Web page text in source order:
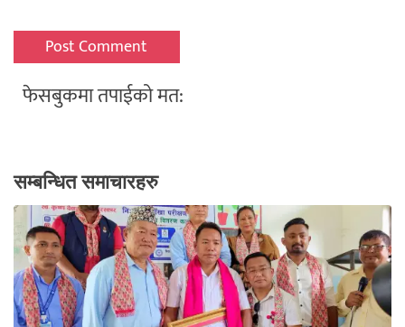
फेसबुकमा तपाईको मत:
सम्बन्धित समाचारहरु